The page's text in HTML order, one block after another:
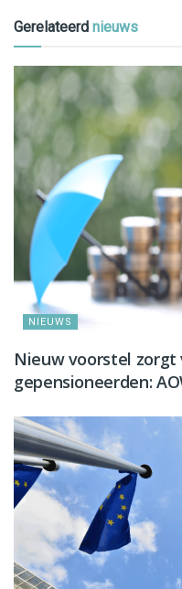
Gerelateerd nieuws
NIEUWS
Nieuw voorstel
gepensioneerden: